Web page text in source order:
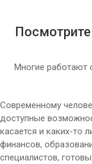
Посмотрите
Многие работают
Современному
доступные
касается и каких-то
финансов,
специалистов,